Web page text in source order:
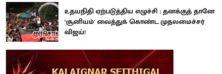
உதயநிதி ஏற்படுத்திய எழுச்சி : தனக்குத் தானே
‘சூனியம்' வைத்துக் கொண்ட முதலமைச்சர்
விஜய்!